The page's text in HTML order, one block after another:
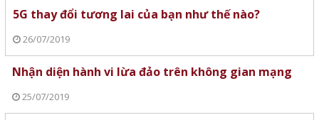
5G thay đổi tương lai của bạn như thế nào?
26/07/2019
Nhận diện hành vi lừa đảo trên không gian mạng
25/07/2019